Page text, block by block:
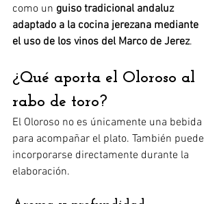
como un guiso tradicional andaluz
adaptado a la cocina jerezana mediante
el uso de los vinos del Marco de Jerez.
¿Qué aporta el Oloroso al
rabo de toro?
El Oloroso no es únicamente una bebida
para acompañar el plato. También puede
incorporarse directamente durante la
elaboración.